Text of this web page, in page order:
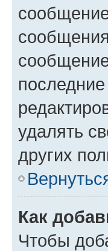
последние
удалять
других
Как
Чтобы